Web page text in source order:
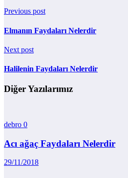
Previous post
Elmanın Faydaları Nelerdir
Next post
Halilenin Faydaları Nelerdir
Diğer Yazılarımız
debro 0
Acı ağaç Faydaları Nelerdir
29/11/2018